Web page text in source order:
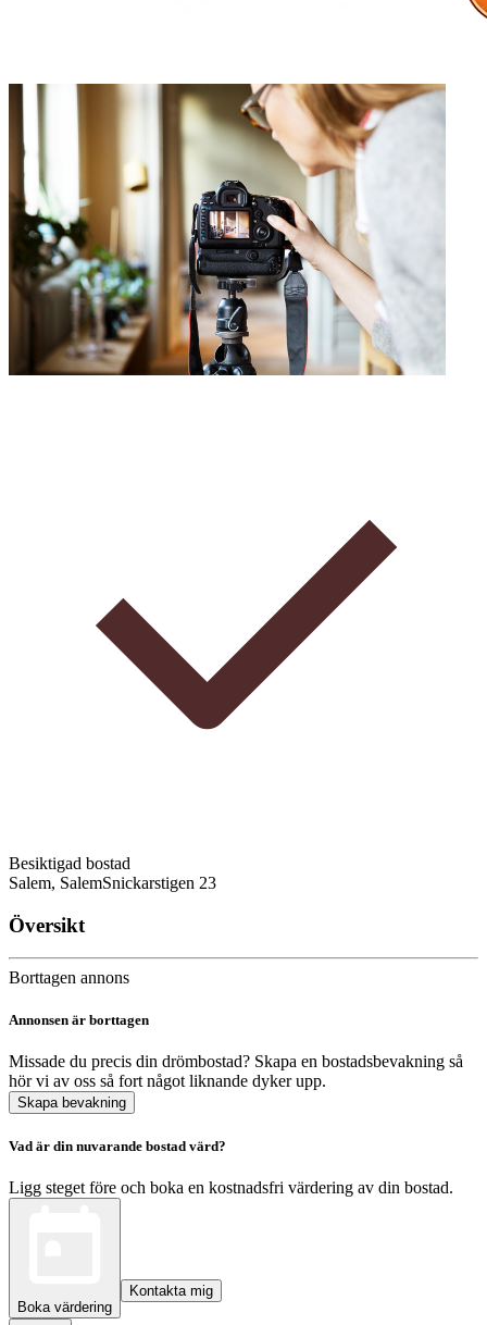
Besiktigad bostad
Salem, SalemSnickarstigen 23
Översikt
Borttagen annons
Annonsen är borttagen
Missade du precis din drömbostad? Skapa en bostadsbevakning så
hör vi av oss så fort något liknande dyker upp.
Skapa bevakning
Vad är din nuvarande bostad värd?
Ligg steget före och boka en kostnadsfri värdering av din bostad.
Boka värdering
Kontakta mig